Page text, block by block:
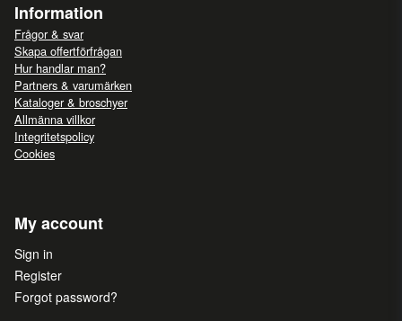
Information
Frågor & svar
Skapa offertförfrågan
Hur handlar man?
Partners & varumärken
Kataloger & broschyer
Allmänna villkor
Integritetspolicy
Cookies
My account
Sign in
Register
Forgot password?